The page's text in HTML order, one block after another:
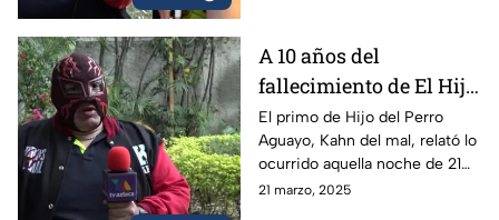
A 10 años del
fallecimiento de El Hijo
del Perro Aguayo |
Kahn del Mal, primo
del luchador, recuerda
la trágica noche
El primo de Hijo del Perro
Aguayo, Kahn del mal, relató lo
ocurrido aquella noche de 21
de marzo del 2015 en Tijuana,
21 marzo, 2025